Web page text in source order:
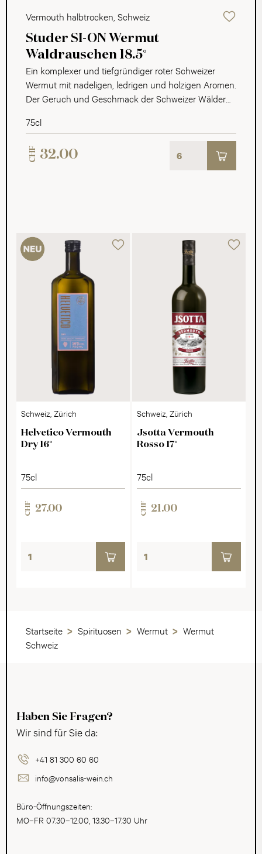
Vermouth halbtrocken, Schweiz
Studer SI-ON Wermut
Waldrauschen 18.5°
Ein komplexer und tiefgründiger roter Schweizer
Wermut mit nadeligen, ledrigen und holzigen Aromen.
Der Geruch und Geschmack der Schweizer Wälder
Waldrauschen. Die Basis bildet eine Rotwein Cuvée
aus den Rebsorten Gamaret und Garanoir. Diese wird
verstärkt mit Schweizer Steinobstbrand und
75cl
CHF 32.00
Schweiz, Zürich
Helvetico Vermouth
Dry 16°
75cl
CHF 27.00
Schweiz, Zürich
Jsotta Vermouth
Rosso 17°
75cl
CHF 21.00
Startseite Spirituosen Wermut
Wermut
Schweiz
Haben Sie Fragen?
Wir sind für Sie da:
+41 81 300 60 60
info@vonsalis-wein.ch
Büro-Öffnungszeiten:
MO–FR 07.30–12.00, 13.30–17.30 Uhr